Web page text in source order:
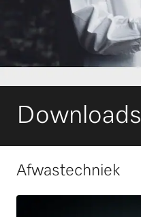
Downloads
Afwastechniek